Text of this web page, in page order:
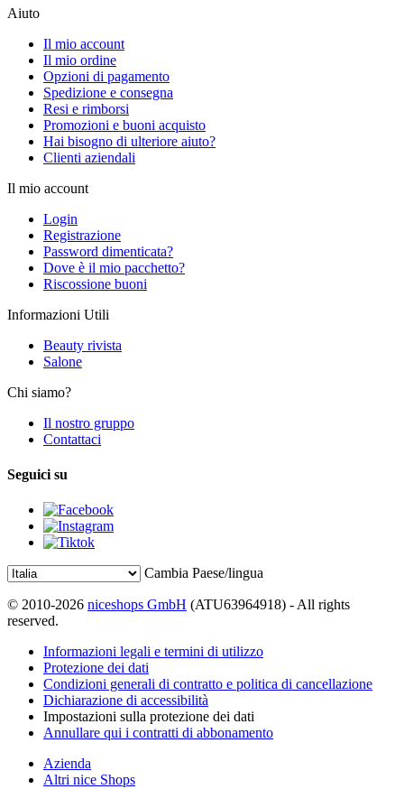
Aiuto
Il mio account
Il mio ordine
Opzioni di pagamento
Spedizione e consegna
Resi e rimborsi
Promozioni e buoni acquisto
Hai bisogno di ulteriore aiuto?
Clienti aziendali
Il mio account
Login
Registrazione
Password dimenticata?
Dove è il mio pacchetto?
Riscossione buoni
Informazioni Utili
Beauty rivista
Salone
Chi siamo?
Il nostro gruppo
Contattaci
Seguici su
Cambia Paese/lingua
© 2010-2026 niceshops GmbH (ATU63964918) - All rights
reserved.
Informazioni legali e termini di utilizzo
Protezione dei dati
Condizioni generali di contratto e politica di cancellazione
Dichiarazione di accessibilità
Impostazioni sulla protezione dei dati
Annullare qui i contratti di abbonamento
Azienda
Altri nice Shops